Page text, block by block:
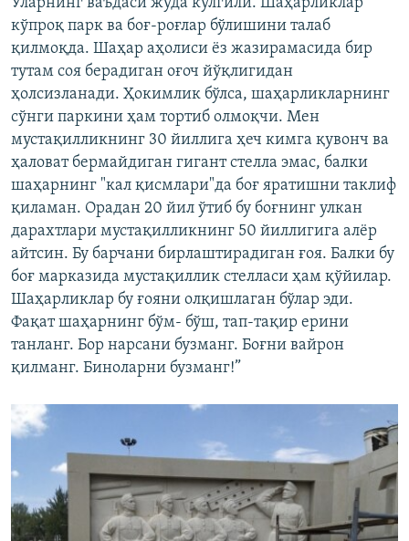
кўпроқ парк ва боғ-роғлар бўлишини талаб
қилмоқда. Шаҳар аҳолиси ëз жазирамасида бир
тутам соя берадиган оғоч йўқлигидан
ҳолсизланади. Ҳокимлик бўлса, шаҳарликларнинг
сўнги паркини ҳам тортиб олмоқчи. Мен
мустақилликнинг 30 йиллига ҳеч кимга қувонч ва
ҳаловат бермайдиган гигант стелла эмас, балки
шаҳарнинг "кал қисмлари"да боғ яратишни таклиф
қиламан. Орадан 20 йил ўтиб бу боғнинг улкан
дарахтлари мустақилликнинг 50 йиллигига алëр
айтсин. Бу барчани бирлаштирадиган ғоя. Балки бу
боғ марказида мустақиллик стелласи ҳам қўйилар.
Шаҳарликлар бу ғояни олқишлаган бўлар эди.
Фақат шаҳарнинг бўм- бўш, тап-тақир ерини
танланг. Бор нарсани бузманг. Боғни вайрон
қилманг. Биноларни бузманг!”